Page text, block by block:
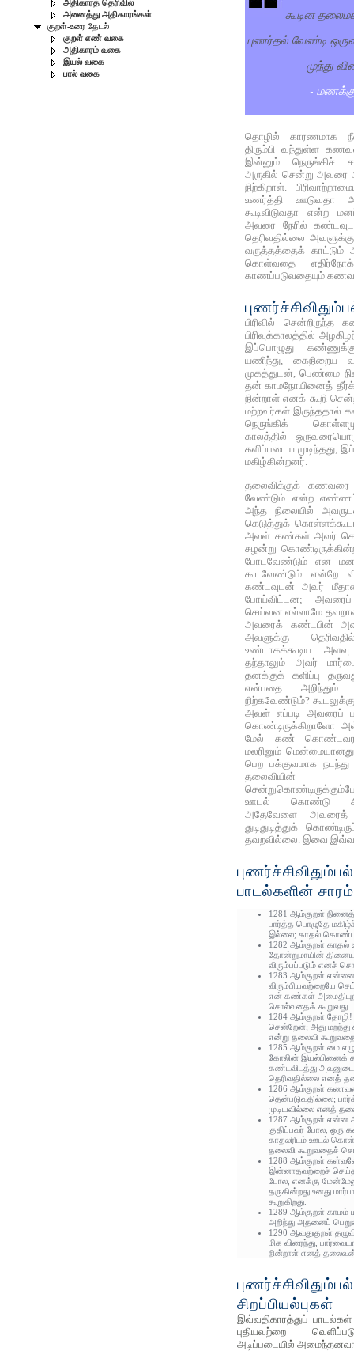
அதிகாரத் தெரிவில்
அனைத்து அதிகாரங்கள்
குறள்-உரை தேடல்
குறள் எண் வகை
அதிகாரம் வகை
இயல் வகை
பால் வகை
கூடின
புணர்தல் வேண்டி
முந்து
-
தொழில் காரணமாக
திரும்பி வந்துள்ள
இன்னும் நெருங்கிச்
அருகில் சென்று
நிற்கிறாள்.
உணர்த்தி ஊடுவதா
கூடிவிடுவதா என்ற
அவரை நேரில்
தெரிவதில்லை
வருத்தத்தைக் காட்டும்
கொள்வதை
காணப்படுவதையும்
பிரிவில்
பிரிவுக்காலத்தில்
இப்பொழுது
யணிந்து, கைநிறைய
முகத்துடன், பெண்மை
தன் காமநோயினைத்
நின்றாள் எனக் கூறி
மற்றவர்கள் இருந்ததால்
நெருங்கிக்
காலத்தில்
களிப்படைய முடிந்தது;
மகிழ்கின்றனர்.
தலைவிக்குக்
வேண்டும் என்ற எண்ணம்
அந்த நிலையில்
கெடுத்துக்
அவள் கண்கள் அவர்
சுழன்று
போடவேண்டும் என
கூடவேண்டும் என்றே
கண்டவுடன் அவர்
போய்விட்டன;
செய்வன எல்லாமே
அவரைக் கண்டபின்
அவளுக்கு
உண்டாகக்கூடிய
தந்தாலும் அவர்
தனக்குக் களிப்பு
என்பதை
நிற்கவேண்டும்?
அவள் எப்படி அவரைப்
கொண்டிருக்கிறாளோ
மேல் கண்
மலரினும்
பெற பக்குவமாக
ஊடல் கொண்டு
அதேவேளை அவரைத்
துடிதுடித்துக்
தவறவில்லை. இவை
பாடல்களின் சாரம்
1281 ஆம்குறள்
பார்த்த பொழுதே
இல்லை; காதல்
1282 ஆம்குறள் காதல்
தோன்றுமாயின்
விரும்பப்படும் எனச்
1283 ஆம்குறள்
விரும்பியவற்றையே
என் கண்கள்
சொல்வதைக் கூறுவது.
1284 ஆம்குறள்
சென்றேன்; அது
என்று தலைவி
1285 ஆம்குறள் மை
கோலின்
கண்டவிடத்து
தெரிவதில்லை எனத்
1286 ஆம்குறள்
தென்படுவதில்லை;
முடியவில்லை எனத்
1287 ஆம்குறள் என்ன
குதிப்பவர் போல, ஒரு
காதலரிடம் ஊடல்
தலைவி கூறுவதைச்
1288 ஆம்குறள்
இன்னாதவற்றைச்
போல, எனக்கு
தருகின்றது உனது
கூறுகிறது.
1289 ஆம்குறள் காமம்
அறிந்து அதனைப்
1290 ஆவதுகுறள்
மிக விரைந்து,
நின்றாள் எனத்
சிறப்பியல்புகள்
இவ்வதிகாரத்துப்
புதியவற்றை
அடிப்படையில்